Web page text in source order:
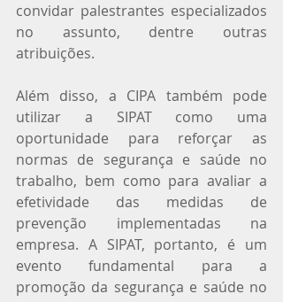
convidar palestrantes especializados
no assunto, dentre outras
atribuições.
Além disso, a CIPA também pode
utilizar a SIPAT como uma
oportunidade para reforçar as
normas de segurança e saúde no
trabalho, bem como para avaliar a
efetividade das medidas de
prevenção implementadas na
empresa. A SIPAT, portanto, é um
evento fundamental para a
promoção da segurança e saúde no